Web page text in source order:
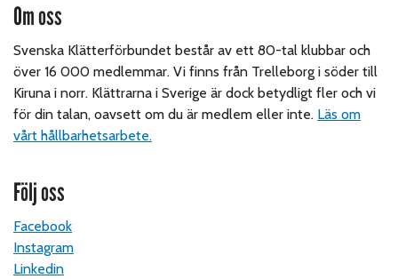
Om oss
Svenska Klätterförbundet består av ett 80-tal klubbar och
över 16 000 medlemmar. Vi finns från Trelleborg i söder till
Kiruna i norr. Klättrarna i Sverige är dock betydligt fler och vi
för din talan, oavsett om du är medlem eller inte. Läs om
vårt hållbarhetsarbete.
Följ oss
Facebook
Instagram
Linkedin